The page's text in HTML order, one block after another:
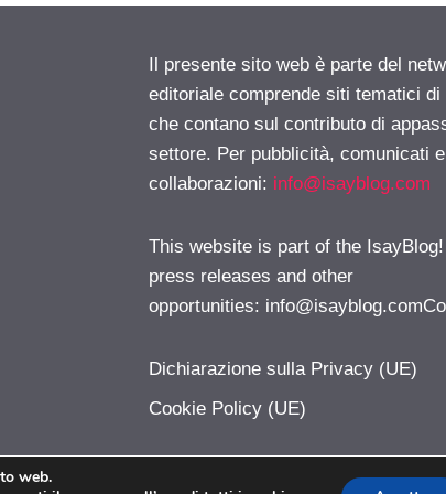
Il presente sito web è parte del
editoriale comprende siti tematici
che contano sul contributo di
settore. Per pubblicità, comunicati e
collaborazioni: info@isayblog.com
This website is part of the
press releases and other
opportunities:
Dichiarazione sulla Privacy (UE)
Cookie Policy (UE)
web.